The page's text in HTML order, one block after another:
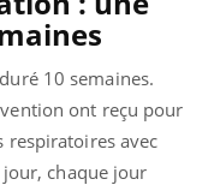
10 semaines.
ont reçu pour
respiratoires avec
chaque jour